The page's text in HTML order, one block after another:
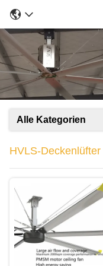
Alle Kategorien
HVLS-Deckenlüfter